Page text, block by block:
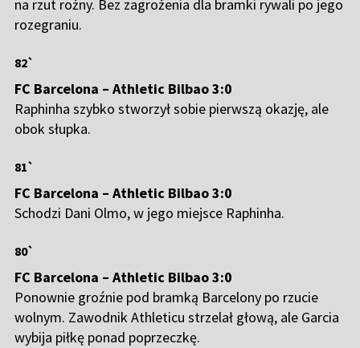
na rzut rożny. Bez zagrożenia dla bramki rywali po jego
rozegraniu.
82`
FC Barcelona – Athletic Bilbao 3:0
Raphinha szybko stworzył sobie pierwszą okazję, ale
obok słupka.
81`
FC Barcelona – Athletic Bilbao 3:0
Schodzi Dani Olmo, w jego miejsce Raphinha.
80`
FC Barcelona – Athletic Bilbao 3:0
Ponownie groźnie pod bramką Barcelony po rzucie
wolnym. Zawodnik Athleticu strzelał głową, ale Garcia
wybija piłkę ponad poprzeczkę.